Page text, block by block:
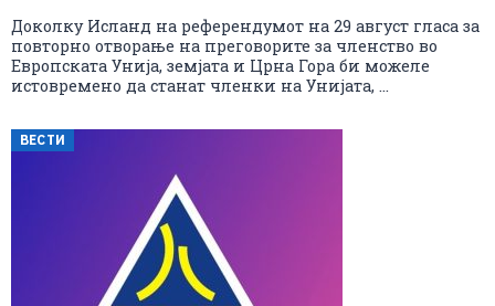
Доколку Исланд на референдумот на 29 август гласа за
повторно отворање на преговорите за членство во
Европската Унија, земјата и Црна Гора би можеле
истовремено да станат членки на Унијата, ...
ВЕСТИ